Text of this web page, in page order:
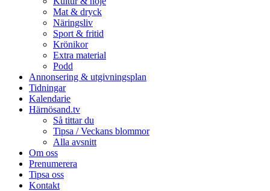
Mat & dryck
Näringsliv
Sport & fritid
Krönikor
Extra material
Podd
Annonsering & utgivningsplan
Tidningar
Kalendarie
Härnösand.tv
Så tittar du
Tipsa / Veckans blommor
Alla avsnitt
Om oss
Prenumerera
Tipsa oss
Kontakt